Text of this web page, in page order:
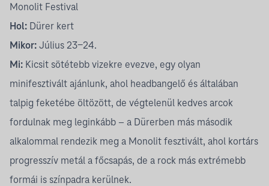
Monolit Festival
Hol: Dürer kert
Mikor: Július 23-24.
Mi: Kicsit sötétebb vizekre evezve, egy olyan
minifesztivált ajánlunk, ahol headbangelő és általában
talpig feketébe öltözött, de végtelenül kedves arcok
fordulnak meg leginkább – a Dürerben más második
alkalommal rendezik meg a Monolit fesztivált, ahol kortárs
progresszív metál a főcsapás, de a rock más extrémebb
formái is színpadra kerülnek.